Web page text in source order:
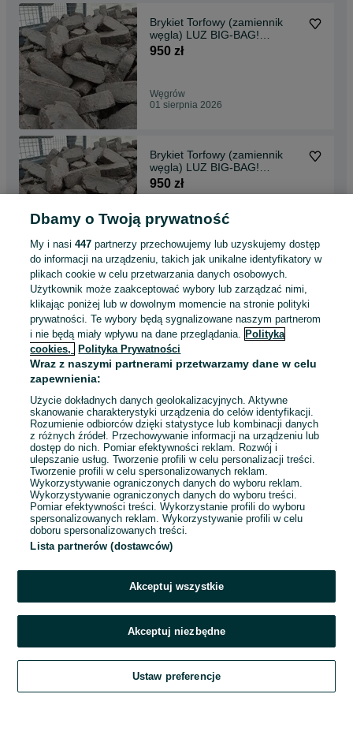
Brykiet Torfowy (zamiennik
węgla) LUZ BIG-BAG!
Transport!
950 zł
Węgrów
01 sierpnia 2026
Brykiet Torfowy (zamiennik
węgla) LUZ BIG-BAG!
Transport!
950 zł
Sokołów Podlaski
01 sierpnia 2026
Węgiel Kamienny Kostka
Kaloryczność 26-28 MJ/kg
1 550 zł
Sokołów Podlaski
01 sierpnia 2026
1 2 3 4 5
Zadzwoń / SMS
Szukaj Obserwujesz Dodaj Czat Konto
Dbamy o Twoją prywatność
My i nasi447 partnerzy przechowujemy lub uzyskujemy dostęp
do informacji na urządzeniu, takich jak unikalne identyfikatory w
plikach cookie w celu przetwarzania danych osobowych.
Użytkownik może zaakceptować wybory lub zarządzać nimi,
klikając poniżej lub w dowolnym momencie na stronie polityki
prywatności. Te wybory będą sygnalizowane naszym partnerom
i nie będą miały wpływu na dane przeglądania. Polityka
cookies,
Polityka Prywatności
Wraz z naszymi partnerami przetwarzamy dane w celu
zapewnienia:
Użycie dokładnych danych geolokalizacyjnych. Aktywne
skanowanie charakterystyki urządzenia do celów identyfikacji.
Rozumienie odbiorców dzięki statystyce lub kombinacji danych
z różnych źródeł. Przechowywanie informacji na urządzeniu lub
dostęp do nich. Pomiar efektywności reklam. Rozwój i
ulepszanie usług. Tworzenie profili w celu personalizacji treści.
Tworzenie profili w celu spersonalizowanych reklam.
Wykorzystywanie ograniczonych danych do wyboru reklam.
Wykorzystywanie ograniczonych danych do wyboru treści.
Pomiar efektywności treści. Wykorzystanie profili do wyboru
spersonalizowanych reklam. Wykorzystywanie profili w celu
doboru spersonalizowanych treści.
Lista partnerów (dostawców)
Akceptuj wszystkie
Akceptuj niezbędne
Ustaw preferencje